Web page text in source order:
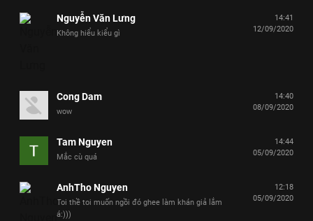
Nguyễn Văn Lưng
Không hiểu kiểu gì
14:41
12/09/2020
Cong Dam
wow
14:40
08/09/2020
Tam Nguyen
Mắc cù quá
14:44
05/09/2020
AnhTho Nguyen
Toi thề toi muốn ngồi đó ghee làm khán giả lắm
á:)))
12:18
05/09/2020